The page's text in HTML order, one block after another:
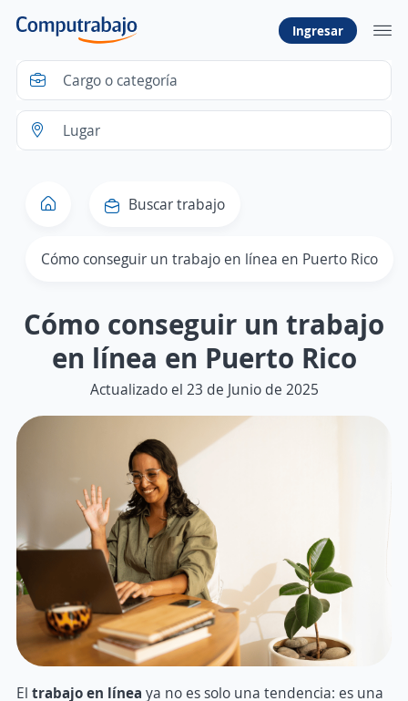
Ingresar
Buscar trabajo
Cómo conseguir un trabajo en línea en Puerto Rico
Cómo conseguir un trabajo
en línea en Puerto Rico
Actualizado el 23 de Junio de 2025
El trabajo en línea ya no es solo una tendencia: es una